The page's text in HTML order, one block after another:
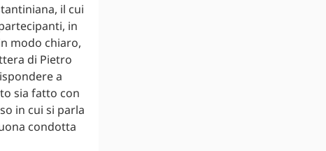
il cui
in
modo chiaro,
di Pietro
a
sia fatto con
in cui si parla
condotta